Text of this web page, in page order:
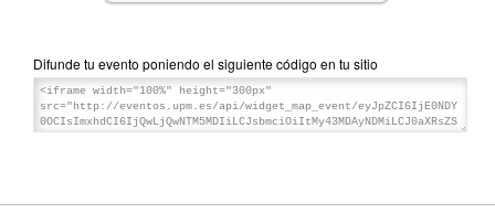
Difunde tu evento poniendo el siguiente código en tu sitio